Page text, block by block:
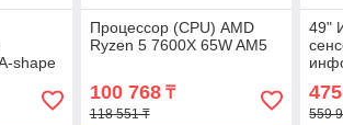
shape
Процессор (CPU) AMD
Ryzen 5 7600X 65W AM5
100 768₸
118 551 ₸
49"
T-
IRT
559